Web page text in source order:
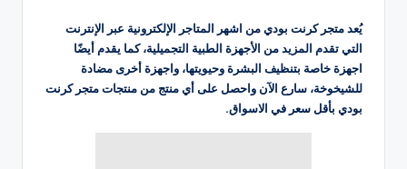
يُعد متجر كرنت بودي من اشهر المتاجر الإلكترونية عبر الإنترنت
التي تقدم المزيد من الأجهزة الطبية التجميلية، كما يقدم أيضًا
اجهزة خاصة بتنظيف البشرة وحيويتها، واجهزة أخرى مضادة
للشيخوخة، سارع الآن واحصل على أي منتج من منتجات متجر كرنت
بودي بأقل سعر في الاسواق.